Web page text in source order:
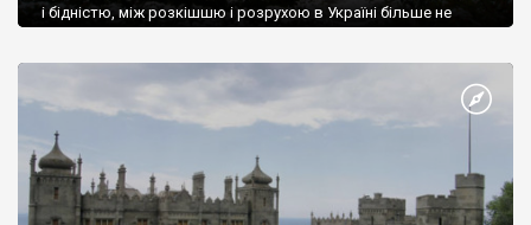
і бідністю, між розкішшю і розрухою в Україні більше не